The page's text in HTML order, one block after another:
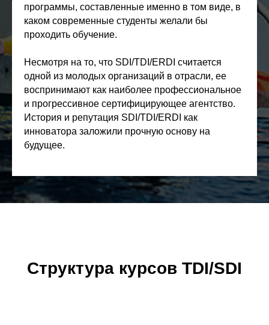
программы, составленные именно в том виде, в
каком современные студенты желали бы
проходить обучение.
Несмотря на то, что SDI/TDI/ERDI считается
одной из молодых организаций в отрасли, ее
воспринимают как наиболее профессиональное
и прогрессивное сертифицирующее агентство.
История и репутация SDI/TDI/ERDI как
инноватора заложили прочную основу на
будущее.
Структура курсов TDI/SDI